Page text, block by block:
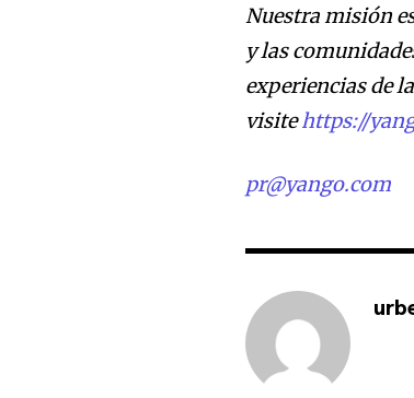
Nuestra misión
y las
experiencias de
visitehttps://
pr@yango.com